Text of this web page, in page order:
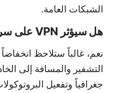
الشبكات العامة.
هل سيؤثر VPN على سرعة الإنترنت لدي؟
نعم، غالباً ستلاحظ
التشفير والمسافة إلى
جغرافياً وتفعيل